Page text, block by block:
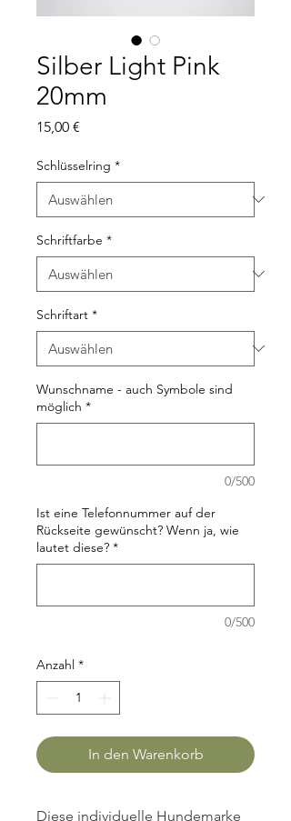
Silber Light Pink
20mm
15,00 €
Schlüsselring *
Schriftfarbe *
Schriftart *
Wunschname - auch Symbole sind
möglich *
0/500
Ist eine Telefonnummer auf der
Rückseite gewünscht? Wenn ja, wie
lautet diese? *
0/500
Anzahl *
In den Warenkorb
Diese individuelle Hundemarke